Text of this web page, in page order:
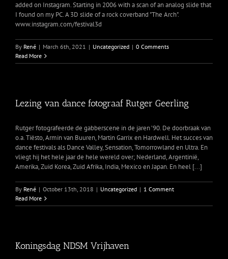
added on Instagram. Starting in 2006 with a scan of an analog slide that
I found on my PC. A 3D slide of a rock coverband "The Arch".
www.instagram.com/festival3d
By René | March 6th, 2021 | Uncategorized | 0 Comments
Read More
Lezing van dance fotograaf Rutger Geerling
Rutger fotografeerde de gabberscene in de jaren ’90. De doorbraak van
o.a. Tiësto, Armin van Buuren, Martin Garrix en Hardwell. Het succes van
dance festivals als Dance Valley, Sensation, Tomorrowland en Ultra. En
vliegt hij het hele jaar de hele wereld over; Nederland, Argentinië,
Amerika, Zuid Korea, Zuid Afrika, India, Mexico en Japan. En heel [...]
By René | October 13th, 2018 | Uncategorized | 1 Comment
Read More
Koningsdag NDSM Vrijhaven